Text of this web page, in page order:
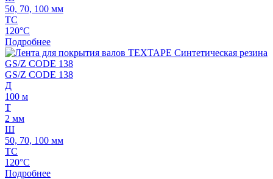
50, 70, 100 мм
ТС
120°C
Подробнее
GS/Z CODE 138
Д
100 м
Т
2 мм
Ш
50, 70, 100 мм
ТС
120°C
Подробнее